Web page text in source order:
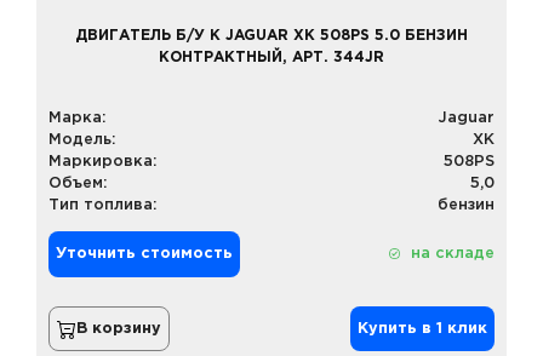
ДВИГАТЕЛЬ Б/У К JAGUAR XK 508PS 5.0 БЕНЗИН
КОНТРАКТНЫЙ, АРТ. 344JR
Марка:
Jaguar
Модель:
XK
Маркировка:
508PS
Объем:
5,0
Тип топлива:
бензин
Уточнить стоимость на складе
В корзину Купить в 1 клик